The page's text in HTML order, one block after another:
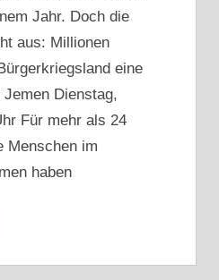
Jahr. Doch die
aus: Millionen
eine
Dienstag,
Für mehr als 24
Menschen im
haben